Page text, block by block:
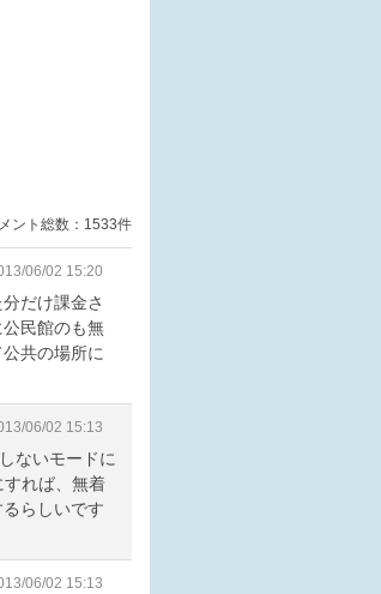
ント総数：1533件
06/02 15:20
だけ課金さ
民館のも無
共の場所に
06/02 15:13
ないモードに
れば、無着
らしいです
06/02 15:13